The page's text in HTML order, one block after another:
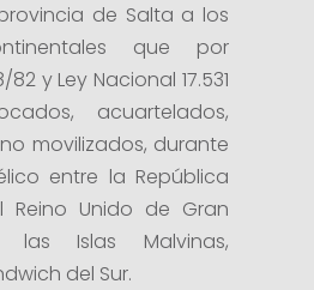
de Salta a los
que por
y Ley Nacional 17.531
acuartelados,
movilizados, durante
entre la República
Reino Unido de Gran
las Islas Malvinas,
del Sur.